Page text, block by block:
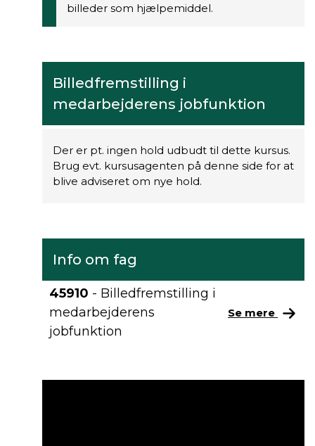
billeder som hjælpemiddel.
Billedfremstilling i
medarbejderens jobfunktion
Der er pt. ingen hold udbudt til dette kursus.
Brug evt. kursusagenten på denne side for at
blive adviseret om nye hold.
Info om fag
45910 - Billedfremstilling i
medarbejderens
jobfunktion
Se mere